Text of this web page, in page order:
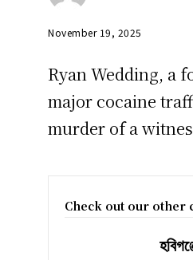
November 19, 2025
Ryan Wedding, a
major cocaine
murder of a
Check out our other